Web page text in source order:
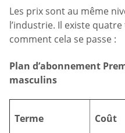
Les prix sont au même
l’industrie. Il existe
comment cela se passe :
Plan d’abonnement
masculins
Terme Coût